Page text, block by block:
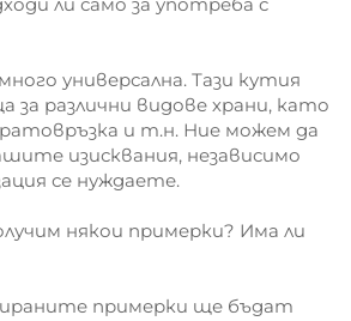
универсална. Тази кутия
за различни видове храни, като
и т.н. Ние можем да
изисквания, независимо
се нуждаете.
някои примерки? Има ли
примерки ще бъдат